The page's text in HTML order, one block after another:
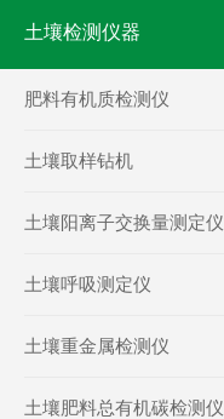
土壤检测仪器
肥料有机质检测仪
土壤取样钻机
土壤阳离子交换量测定仪
土壤呼吸测定仪
土壤重金属检测仪
土壤肥料总有机碳检测仪